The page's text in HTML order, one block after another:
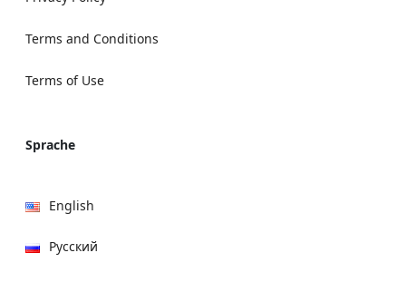
Terms and Conditions
Terms of Use
Sprache
English
Русский